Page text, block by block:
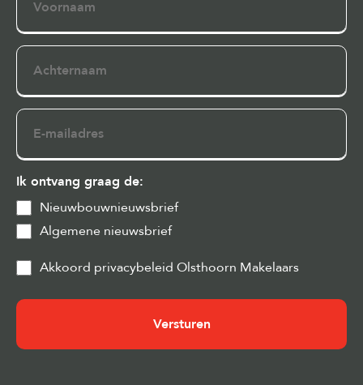
Achternaam
E-
mailadres
Ik ontvang graag de:
Nieuwbouwnieuwsbrief
Algemene nieuwsbrief
Privacy
Cookies
Akkoord privacybeleid Olsthoorn Makelaars